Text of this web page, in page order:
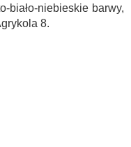
biało-niebieskie barwy,
8.